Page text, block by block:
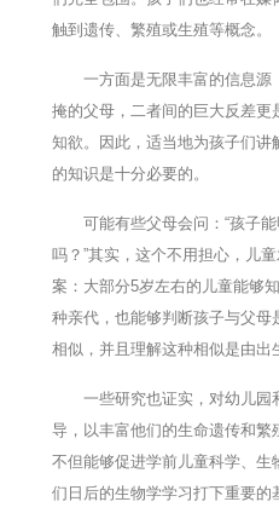
触到遗传、繁殖或生殖等概念。
一方面是无限丰富的信息源
掩的父母，二者间的巨大反差
知欲。因此，适当地为孩子们讲
的知识是十分必要的。
可能有些父母会问：“孩子
吗？”其实，这个不用担心，儿
案：大部分5岁左右的儿童能够
种亲代，也能够判断孩子与父
相似，并且理解这种相似是由出
一些研究也证实，对幼儿园
导，以丰富他们的生命遗传和
不但能够促进学前儿童科学、
们日后的生物学学习打下重要的